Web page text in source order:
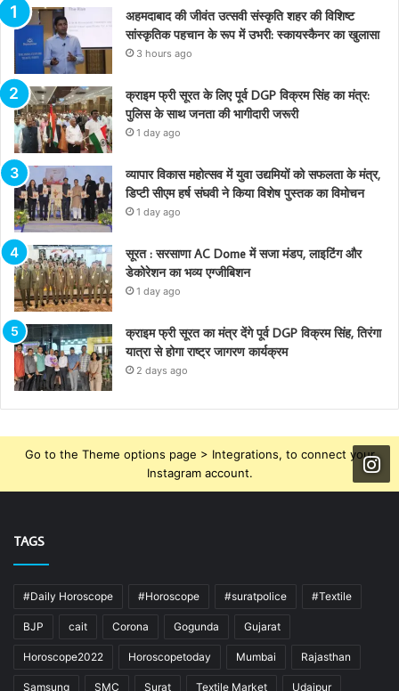
अहमदाबाद की जीवंत उत्सवी संस्कृति शहर की विशिष्ट
सांस्कृतिक पहचान के रूप में उभरी: स्कायस्कैनर का खुलासा
3 hours ago
क्राइम फ्री सूरत के लिए पूर्व DGP विक्रम सिंह का मंत्र:
पुलिस के साथ जनता की भागीदारी जरूरी
1 day ago
व्यापार विकास महोत्सव में युवा उद्यमियों को सफलता के मंत्र,
डिप्टी सीएम हर्ष संघवी ने किया विशेष पुस्तक का विमोचन
1 day ago
सूरत : सरसाणा AC Dome में सजा मंडप, लाइटिंग और
डेकोरेशन का भव्य एग्जीबिशन
1 day ago
क्राइम फ्री सूरत का मंत्र देंगे पूर्व DGP विक्रम सिंह, तिरंगा
यात्रा से होगा राष्ट्र जागरण कार्यक्रम
2 days ago
Go to the Theme options page > Integrations, to connect your
Instagram account.
TAGS
#Daily Horoscope #Horoscope #suratpolice #Textile
BJP cait Corona Gogunda Gujarat
Horoscope2022 Horoscopetoday Mumbai Rajasthan
Samsung SMC Surat Textile Market Udaipur